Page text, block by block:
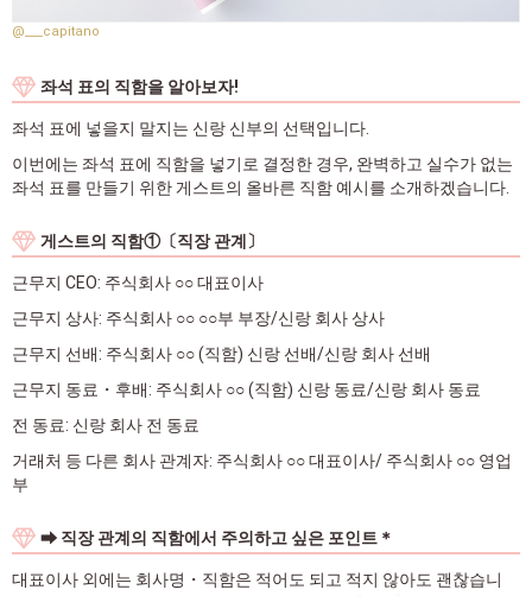
@___capitano
좌석 표의 직함을 알아보자!
좌석 표에 넣을지 말지는 신랑 신부의 선택입니다.
이번에는 좌석 표에 직함을 넣기로 결정한 경우, 완벽하고 실수가 없는
좌석 표를 만들기 위한 게스트의 올바른 직함 예시를 소개하겠습니다.
게스트의 직함①〔직장 관계〕
근무지 CEO: 주식회사 ○○ 대표이사
근무지 상사: 주식회사 ○○ ○○부 부장/신랑 회사 상사
근무지 선배: 주식회사 ○○ (직함) 신랑 선배/신랑 회사 선배
근무지 동료・후배: 주식회사 ○○ (직함) 신랑 동료/신랑 회사 동료
전 동료: 신랑 회사 전 동료
거래처 등 다른 회사 관계자: 주식회사 ○○ 대표이사/ 주식회사 ○○ 영업
부
➡ 직장 관계의 직함에서 주의하고 싶은 포인트＊
대표이사 외에는 회사명・직함은 적어도 되고 적지 않아도 괜찮습니